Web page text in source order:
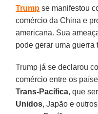
Trump se manifestou
comércio da China e
americana. Sua
pode gerar uma guerra
Trump já se declarou
comércio entre os
Trans-Pacífica, que
Unidos, Japão e